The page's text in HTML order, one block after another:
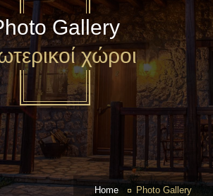
Gallery
χώροι
Home Photo Gallery